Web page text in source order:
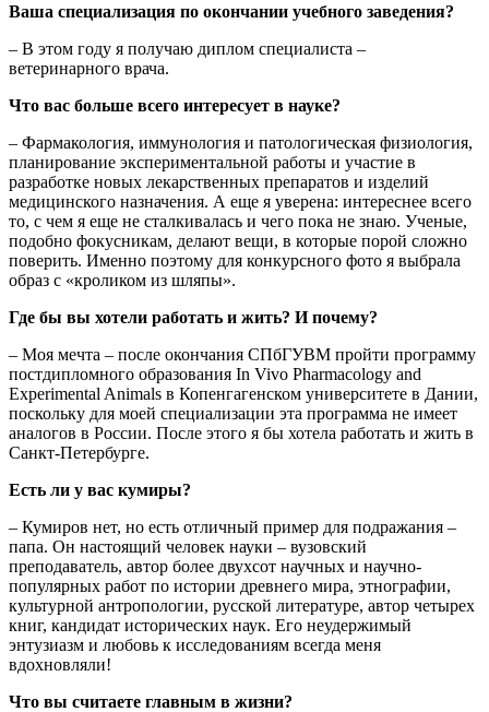
Ваша специализация по окончании учебного заведения?
– В этом году я получаю диплом специалиста –
ветеринарного врача.
Что вас больше всего интересует в науке?
– Фармакология, иммунология и патологическая физиология,
планирование экспериментальной работы и участие в
разработке новых лекарственных препаратов и изделий
медицинского назначения. А еще я уверена: интереснее всего
то, с чем я еще не сталкивалась и чего пока не знаю. Ученые,
подобно фокусникам, делают вещи, в которые порой сложно
поверить. Именно поэтому для конкурсного фото я выбрала
образ с «кроликом из шляпы».
Где бы вы хотели работать и жить? И почему?
– Моя мечта – после окончания СПбГУВМ пройти программу
постдипломного образования In Vivo Pharmacology and
Experimental Animals в Копенгагенском университете в Дании,
поскольку для моей специализации эта программа не имеет
аналогов в России. После этого я бы хотела работать и жить в
Санкт-Петербурге.
Есть ли у вас кумиры?
– Кумиров нет, но есть отличный пример для подражания –
папа. Он настоящий человек науки – вузовский
преподаватель, автор более двухсот научных и научно-
популярных работ по истории древнего мира, этнографии,
культурной антропологии, русской литературе, автор четырех
книг, кандидат исторических наук. Его неудержимый
энтузиазм и любовь к исследованиям всегда меня
вдохновляли!
Что вы считаете главным в жизни?